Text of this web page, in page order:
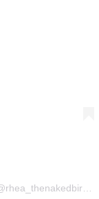
Una publicación compartida de Rhea The Naked Birdie† (@rhea_thenakedbirdie)